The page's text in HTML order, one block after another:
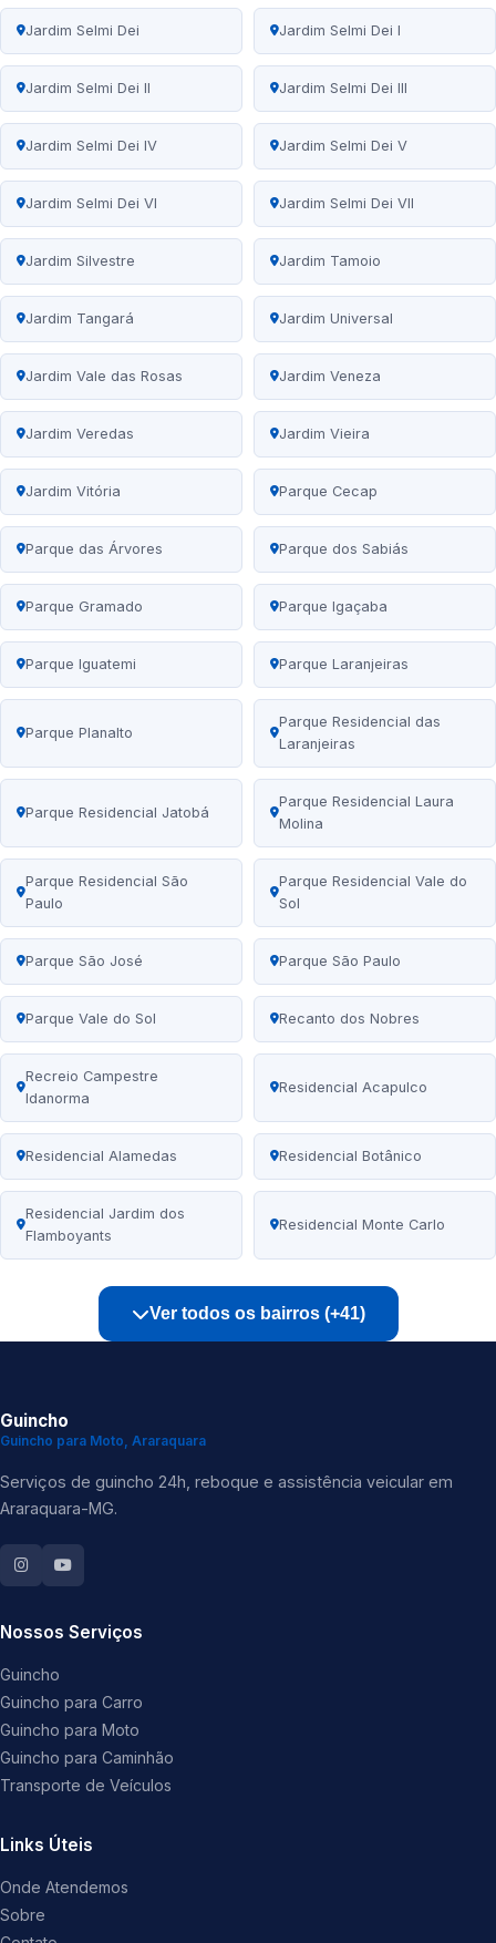
Jardim Selmi Dei Jardim Selmi Dei I
Jardim Selmi Dei II Jardim Selmi Dei III
Jardim Selmi Dei IV Jardim Selmi Dei V
Jardim Selmi Dei VI Jardim Selmi Dei VII
Jardim Silvestre Jardim Tamoio
Jardim Tangará Jardim Universal
Jardim Vale das Rosas Jardim Veneza
Jardim Veredas Jardim Vieira
Jardim Vitória Parque Cecap
Parque das Árvores Parque dos Sabiás
Parque Gramado Parque Igaçaba
Parque Iguatemi Parque Laranjeiras
Parque Planalto
Parque Residencial das
Laranjeiras
Parque Residencial Jatobá
Parque Residencial Laura
Molina
Parque Residencial São
Paulo
Parque Residencial Vale do
Sol
Parque São José Parque São Paulo
Parque Vale do Sol Recanto dos Nobres
Recreio Campestre
Idanorma
Residencial Acapulco
Residencial Alamedas Residencial Botânico
Residencial Jardim dos
Flamboyants
Residencial Monte Carlo
Ver todos os bairros (+41)
Guincho
Guincho para Moto, Araraquara
Serviços de guincho 24h, reboque e assistência veicular em
Araraquara-MG.
Nossos Serviços
Guincho
Guincho para Carro
Guincho para Moto
Guincho para Caminhão
Transporte de Veículos
Links Úteis
Onde Atendemos
Sobre